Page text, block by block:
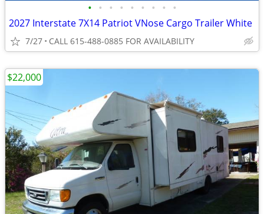
• • • • • • • • •
2027 Interstate 7X14 Patriot VNose Cargo Trailer White
7/27 CALL 615-488-0885 FOR AVAILABILITY
$22,000